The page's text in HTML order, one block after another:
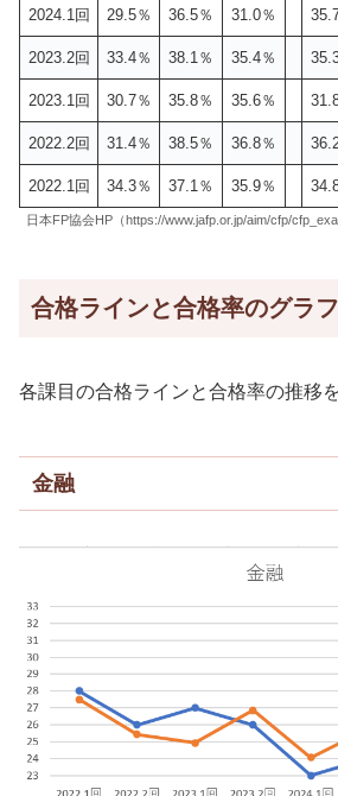
2024.1回 29.5％ 36.5％ 31.0％
2023.2回 33.4％ 38.1％ 35.4％
2023.1回 30.7％ 35.8％ 35.6％
2022.2回 31.4％ 38.5％ 36.8％
2022.1回 34.3％ 37.1％ 35.9％
日本FP協会HP（https://www.jafp.or.jp/aim/cfp/
合格ラインと合格率のグラ
各課目の合格ラインと合格率の推移
金融